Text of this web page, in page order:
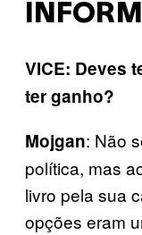
VICE: Deves
ter ganho?
Mojgan: Não
política, mas
livro pela sua
opções eram